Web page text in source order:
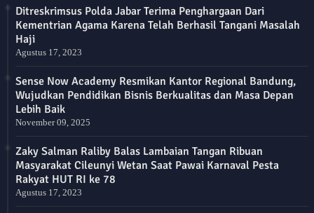
Ditreskrimsus Polda Jabar Terima Penghargaan Dari
Kementrian Agama Karena Telah Berhasil Tangani Masalah
Haji
Agustus 17, 2023
Sense Now Academy Resmikan Kantor Regional Bandung,
Wujudkan Pendidikan Bisnis Berkualitas dan Masa Depan
Lebih Baik
November 09, 2025
Zaky Salman Raliby Balas Lambaian Tangan Ribuan
Masyarakat Cileunyi Wetan Saat Pawai Karnaval Pesta
Rakyat HUT RI ke 78
Agustus 17, 2023